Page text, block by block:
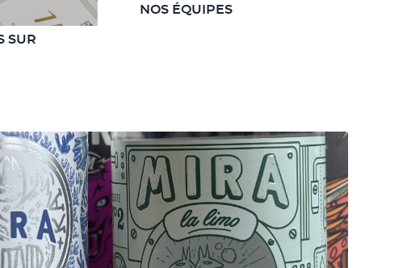
SUR
NOS ÉQUIPES